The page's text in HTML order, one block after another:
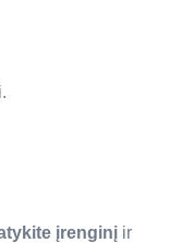
įrenginį ir